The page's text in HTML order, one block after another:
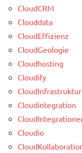
CloudCRM
Clouddata
CloudEffizienz
CloudGeologie
Cloudhosting
Cloudify
CloudInfrastruktur
Cloudintegration
Cloudio